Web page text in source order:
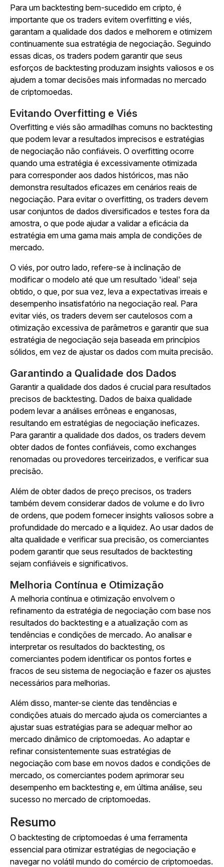
Para um backtesting bem-sucedido em cripto, é
importante que os traders evitem overfitting e viés,
garantam a qualidade dos dados e melhorem e otimizem
continuamente sua estratégia de negociação. Seguindo
essas dicas, os traders podem garantir que seus
esforços de backtesting produzam insights valiosos e os
ajudem a tomar decisões mais informadas no mercado
de criptomoedas.
Evitando Overfitting e Viés
Overfitting e viés são armadilhas comuns no backtesting
que podem levar a resultados imprecisos e estratégias
de negociação não confiáveis. O overfitting ocorre
quando uma estratégia é excessivamente otimizada
para corresponder aos dados históricos, mas não
demonstra resultados eficazes em cenários reais de
negociação. Para evitar o overfitting, os traders devem
usar conjuntos de dados diversificados e testes fora da
amostra, o que pode ajudar a validar a eficácia da
estratégia em uma gama mais ampla de condições de
mercado.
O viés, por outro lado, refere-se à inclinação de
modificar o modelo até que um resultado 'ideal' seja
obtido, o que, por sua vez, leva a expectativas irreais e
desempenho insatisfatório na negociação real. Para
evitar viés, os traders devem ser cautelosos com a
otimização excessiva de parâmetros e garantir que sua
estratégia de negociação seja baseada em princípios
sólidos, em vez de ajustar os dados com muita precisão.
Garantindo a Qualidade dos Dados
Garantir a qualidade dos dados é crucial para resultados
precisos de backtesting. Dados de baixa qualidade
podem levar a análises errôneas e enganosas,
resultando em estratégias de negociação ineficazes.
Para garantir a qualidade dos dados, os traders devem
obter dados de fontes confiáveis, como exchanges
renomadas ou provedores terceirizados, e verificar sua
precisão.
Além de obter dados de preço precisos, os traders
também devem considerar dados de volume e do livro
de ordens, que podem fornecer insights valiosos sobre a
profundidade do mercado e a liquidez. Ao usar dados de
alta qualidade e verificar sua precisão, os comerciantes
podem garantir que seus resultados de backtesting
sejam confiáveis e significativos.
Melhoria Contínua e Otimização
A melhoria contínua e otimização envolvem o
refinamento da estratégia de negociação com base nos
resultados do backtesting e a atualização com as
tendências e condições de mercado. Ao analisar e
interpretar os resultados do backtesting, os
comerciantes podem identificar os pontos fortes e
fracos de seu sistema de negociação e fazer os ajustes
necessários para melhorias.
Além disso, manter-se ciente das tendências e
condições atuais do mercado ajuda os comerciantes a
ajustar suas estratégias para se adequar melhor ao
mercado dinâmico de criptomoedas. Ao adaptar e
refinar consistentemente suas estratégias de
negociação com base em novos dados e condições de
mercado, os comerciantes podem aprimorar seu
desempenho em backtesting e, em última análise, seu
sucesso no mercado de criptomoedas.
Resumo
O backtesting de criptomoedas é uma ferramenta
essencial para otimizar estratégias de negociação e
navegar no volátil mundo do comércio de criptomoedas.